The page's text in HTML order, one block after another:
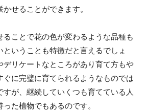
せることができます。
ることで花の色が変わるような品種も
ということも特徴だと言えるでしょ
デリケートなところがあり育て方もや
ぐに完璧に育てられるようなものでは
すが、継続していくつも育てている人
た植物でもあるのです。